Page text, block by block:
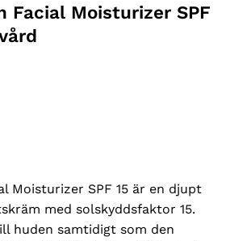
Facial Moisturizer SPF
Moisturizer SPF 15 är en djupt
med solskyddsfaktor 15.
huden samtidigt som den